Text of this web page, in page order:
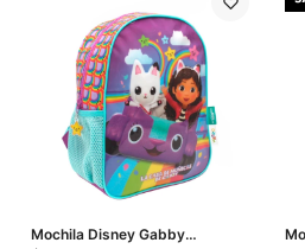
Mochila Disney Gabby